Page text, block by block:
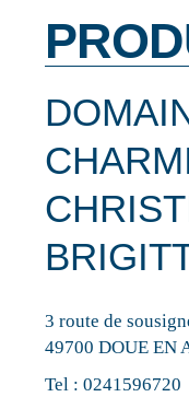
3 route de
49700 DOUE EN
Tel :0241596720